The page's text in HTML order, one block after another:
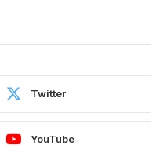
Twitter
YouTube